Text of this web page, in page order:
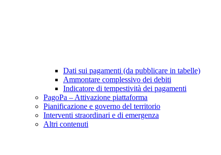
Dati sui pagamenti (da pubblicare in tabelle)
Ammontare complessivo dei debiti
Indicatore di tempestività dei pagamenti
PagoPa – Attivazione piattaforma
Pianificazione e governo del territorio
Interventi straordinari e di emergenza
Altri contenuti